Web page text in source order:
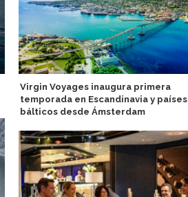
Virgin Voyages inaugura primera
temporada en Escandinavia y países
bálticos desde Ámsterdam